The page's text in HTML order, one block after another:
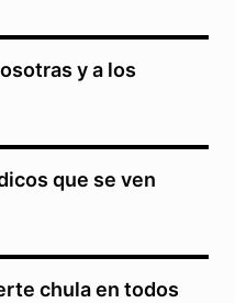
y a los
que se ven
chula en todos